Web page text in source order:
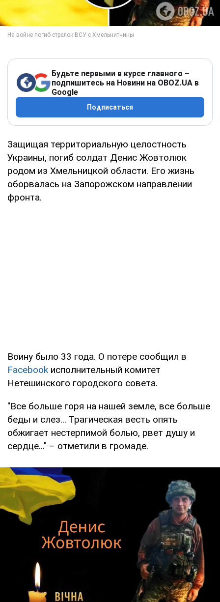
Будьте первыми в курсе главного –
подпишитесь на Новини на OBOZ.UA в
Google
Подписаться
Защищая территориальную целостность
Украины, погиб солдат Денис Жовтолюк
родом из Хмельницкой области. Его жизнь
оборвалась на Запорожском направлении
фронта.
Воину было 33 года. О потере сообщил в
Facebook исполнительный комитет
Нетешинского городского совета.
"Все больше горя на нашей земле, все больше
беды и слез... Трагическая весть опять
обжигает нестерпимой болью, рвет душу и
сердце..." – отметили в громаде.